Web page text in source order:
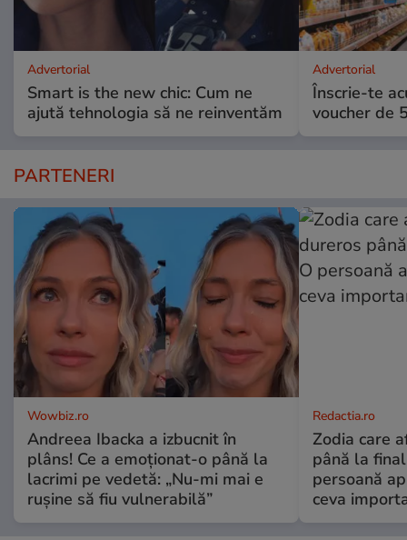
Advertorial
Smart is the new chic: Cum ne
ajută tehnologia să ne reinventăm
Advertorial
Înscrie-te
voucher de
PARTENERI
Wowbiz.ro
Andreea Ibacka a izbucnit în
plâns! Ce a emoționat-o până la
lacrimi pe vedetă: „Nu-mi mai e
rușine să fiu vulnerabilă”
Redactia.ro
Zodia care
până la
persoană
ceva